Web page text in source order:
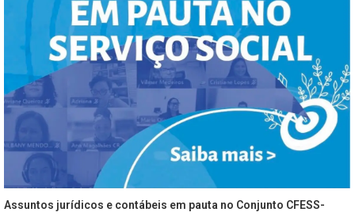
Assuntos jurídicos e contábeis em pauta no Conjunto CFESS-